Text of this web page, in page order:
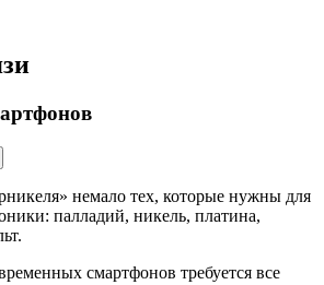
немало тех, которые нужны для
палладий, никель, платина,
смартфонов требуется все